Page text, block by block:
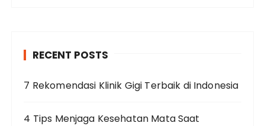
RECENT POSTS
7 Rekomendasi Klinik Gigi Terbaik di Indonesia
4 Tips Menjaga Kesehatan Mata Saat